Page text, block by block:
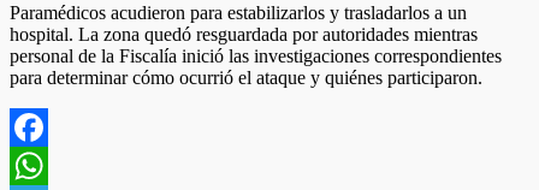
Paramédicos acudieron para estabilizarlos y trasladarlos a un
hospital. La zona quedó resguardada por autoridades mientras
personal de la Fiscalía inició las investigaciones correspondientes
para determinar cómo ocurrió el ataque y quiénes participaron.
Facebook